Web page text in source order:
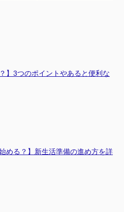
】3つのポイントやあると便利な
める？】新生活準備の進め方を詳